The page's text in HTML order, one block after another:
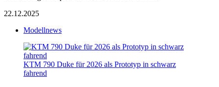
22.12.2025
Modellnews
KTM 790 Duke für 2026 als Prototyp in schwarz
fahrend